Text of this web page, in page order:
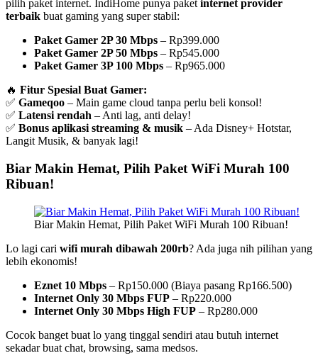
pilih paket internet. IndiHome punya paket internet provider
terbaik buat gaming yang super stabil:
Paket Gamer 2P 30 Mbps – Rp399.000
Paket Gamer 2P 50 Mbps – Rp545.000
Paket Gamer 3P 100 Mbps – Rp965.000
🔥 Fitur Spesial Buat Gamer:
✅ Gameqoo – Main game cloud tanpa perlu beli konsol!
✅ Latensi rendah – Anti lag, anti delay!
✅ Bonus aplikasi streaming & musik – Ada Disney+ Hotstar,
Langit Musik, & banyak lagi!
Biar Makin Hemat, Pilih Paket WiFi Murah 100
Ribuan!
Biar Makin Hemat, Pilih Paket WiFi Murah 100 Ribuan!
Lo lagi cari wifi murah dibawah 200rb? Ada juga nih pilihan yang
lebih ekonomis!
Eznet 10 Mbps – Rp150.000 (Biaya pasang Rp166.500)
Internet Only 30 Mbps FUP – Rp220.000
Internet Only 30 Mbps High FUP – Rp280.000
Cocok banget buat lo yang tinggal sendiri atau butuh internet
sekadar buat chat, browsing, sama medsos.